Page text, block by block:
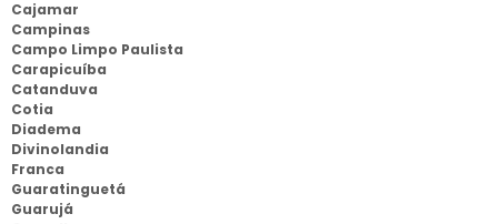
Cajamar
Campinas
Campo Limpo Paulista
Carapicuíba
Catanduva
Cotia
Diadema
Divinolandia
Franca
Guaratinguetá
Guarujá